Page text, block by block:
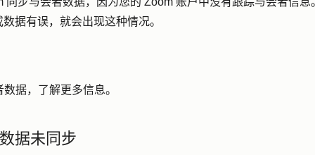
据有误，就会出现这种情况。
据，了解更多信息。
据未同步